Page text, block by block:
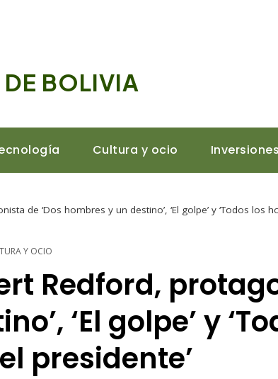
BOLIVIA
Cultura y ocio
de ‘Dos hombres y un destino’, ‘El golpe’ y ‘Todos los
Y OCIO
Redford,
‘El golpe’ y
presidente’